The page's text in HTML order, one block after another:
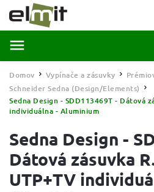
Domov / Vypínače a zásuvky /
Schneider Sedna (Design/Elements) /
Sedna Design - SDD113469T - Dátová
individuálna - Aluminium
Sedna Design -
Dátová zásuvka
UTP+TV